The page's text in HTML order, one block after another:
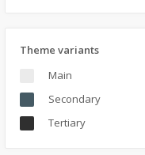
Theme variants
Main
Secondary
Tertiary